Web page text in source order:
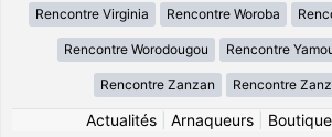
Rencontre Virginia Rencontre Woroba
Rencontre Worodougou Rencontre
Rencontre Zanzan Rencontre
Actualités| Arnaqueurs| Boutique